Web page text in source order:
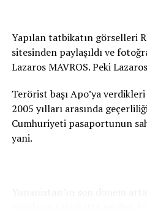
Yapılan tatbikatın görselleri
sitesinden paylaşıldı ve
Lazaros MAVROS. Peki
Terörist başı Apo’ya
2005 yılları arasında
Cumhuriyeti pasaportunun
yani.